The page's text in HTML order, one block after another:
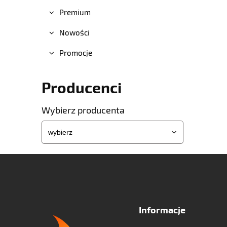
Premium
Nowości
Promocje
Producenci
Wybierz producenta
Informacje